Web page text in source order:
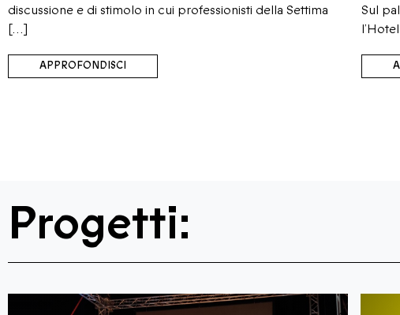
discussione e di stimolo in cui professionisti della Settima
[…]
APPROFONDISCI
Sul
Progetti: